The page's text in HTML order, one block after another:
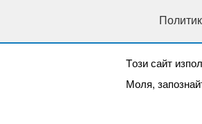
Tози сайт
Моля,